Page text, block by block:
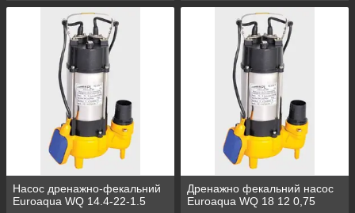
Насос дренажно-фекальний
Euroaqua WQ 14.4-22-1.5
Дренажно фекальний насос
Euroaqua WQ 18 12 0,75